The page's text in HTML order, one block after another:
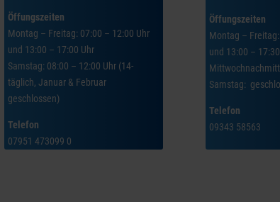
Öffungszeiten
Montag – Freitag: 07:00 – 12:00 Uhr
und 13:00 – 17:00 Uhr
Samstag: 08:00 – 12:00 Uhr (14-
täglich, Januar & Februar
geschlossen)
Telefon
07951 473099 0
Öffungszeiten
Montag –
und 13:00 –
Samstag:
Telefon
09343 58563